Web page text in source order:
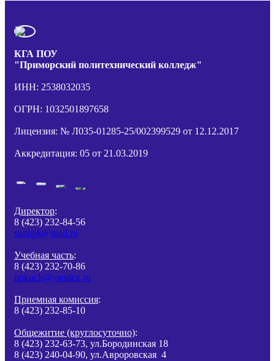
КГА ПОУ
"Приморский политехнический колледж"
ИНН: 2538032035
ОГРН: 1032501897658
Лицензия: № Л035-01285-25/002399529 от 12.12.2017
Аккредитация: 05 от 21.03.2019
Директор:
8 (423) 232-84-56
suzppk@mail.ru
Учебная часть:
8 (423) 232-70-86
ppkuch@yandex.ru
Приемная комиссия:
8 (423) 232-85-10
Общежитие (круглосуточно):
8 (423) 232-63-73, ул.Бородинская 18
8 (423) 240-04-90, ул.Авроровская 4